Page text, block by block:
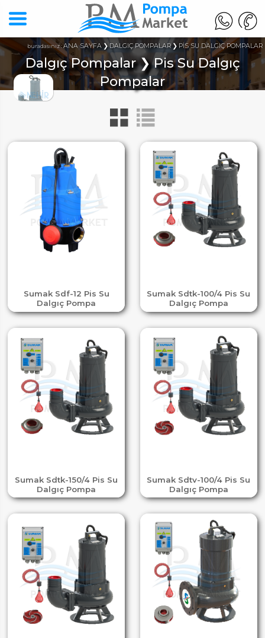
buradasınız :ANA SAYFA DALGIÇ POMPALAR PİS SU DALGIÇ POMPALAR
Dalgıç Pompalar ❯ Pis Su Dalgıç
Pompalar
Sumak Sdf-12 Pis Su
Dalgıç Pompa
Sumak Sdtk-100/4 Pis Su
Dalgıç Pompa
Sumak Sdtk-150/4 Pis Su
Dalgıç Pompa
Sumak Sdtv-100/4 Pis Su
Dalgıç Pompa